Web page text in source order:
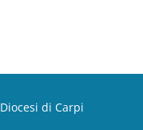
Diocesi di Carpi